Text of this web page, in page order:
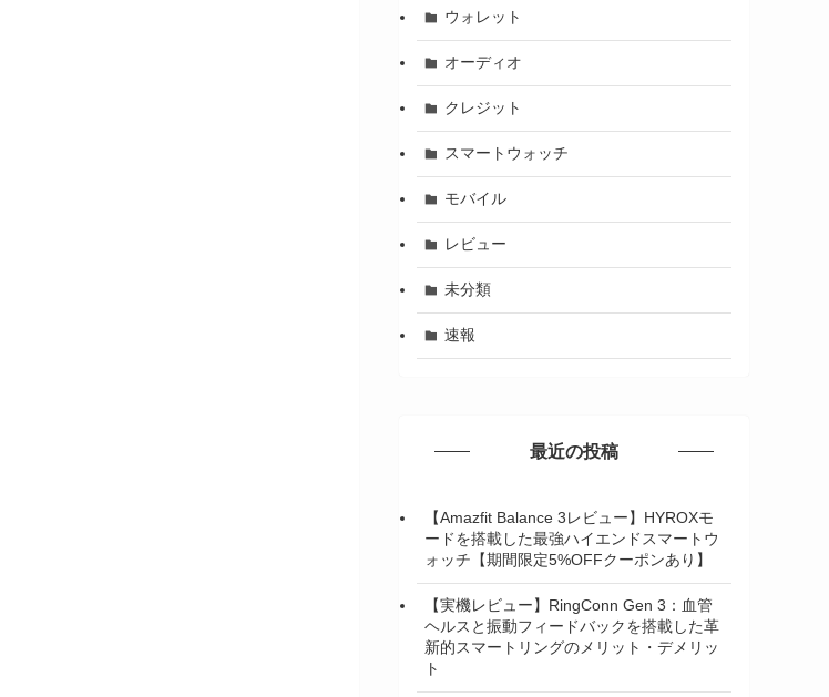
ウォレット
オーディオ
クレジット
スマートウォッチ
モバイル
レビュー
未分類
速報
最近の投稿
【Amazfit Balance 3レビュー】HYROXモ
ードを搭載した最強ハイエンドスマートウ
ォッチ【期間限定5%OFFクーポンあり】
【実機レビュー】RingConn Gen 3：血管
ヘルスと振動フィードバックを搭載した革
新的スマートリングのメリット・デメリッ
ト